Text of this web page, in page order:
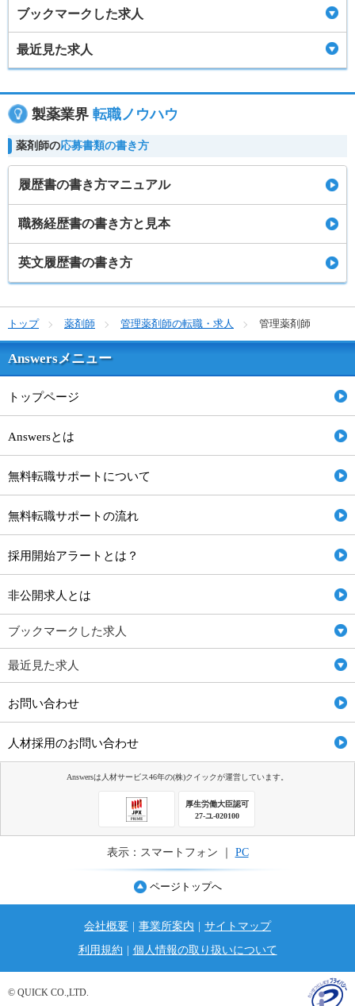
ブックマークした求人
最近見た求人
製薬業界 転職ノウハウ
薬剤師の応募書類の書き方
履歴書の書き方マニュアル
職務経歴書の書き方と見本
英文履歴書の書き方
トップ 薬剤師 管理薬剤師の転職・求人 管理薬剤師
Answersメニュー
トップページ
Answersとは
無料転職サポートについて
無料転職サポートの流れ
採用開始アラートとは？
非公開求人とは
ブックマークした求人
最近見た求人
お問い合わせ
人材採用のお問い合わせ
Answersは人材サービス46年の(株)クイックが運営しています。
厚生労働大臣認可
27-ユ-020100
表示：スマートフォン ｜ PC
ページトップへ
会社概要 事業所案内
サイトマップ
利用規約
個人情報の取り扱いについて
© QUICK CO.,LTD.